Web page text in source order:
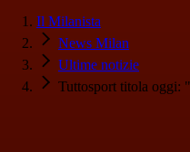
Il Milanista
News Milan
Ultime notizie
Tuttosport titola oggi: